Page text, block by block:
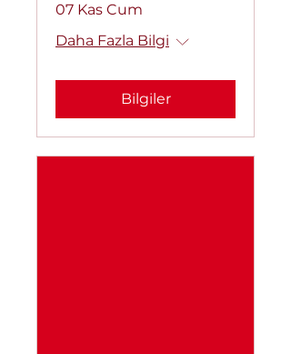
07 Kas Cum
Daha Fazla Bilgi
Bilgiler